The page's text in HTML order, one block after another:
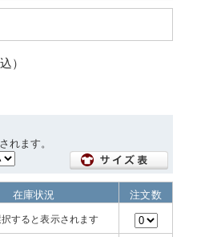
）
れます。
在庫状況
注文数
すると表示されます